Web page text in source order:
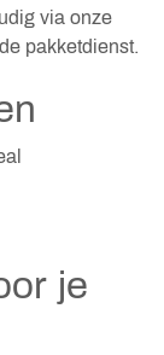
via onze
pakketdienst.
je